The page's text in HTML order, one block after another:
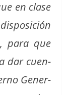
en clase
para que
dar cuen­
Gen­er­